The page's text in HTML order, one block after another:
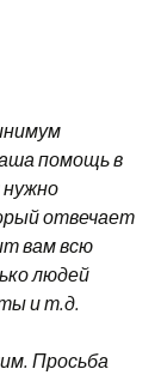
помощь в
нужно
отвечает
вам всю
людей
и т.д.
Просьба